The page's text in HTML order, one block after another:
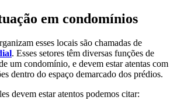
em condomínios
esses locais são chamadas de
. Esses setores têm diversas funções de
um condomínio, e devem estar atentas com
dentro do espaço demarcado dos prédios.
devem estar atentos podemos citar: